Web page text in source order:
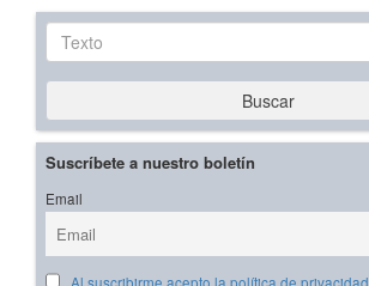
Texto
Buscar
Suscríbete a nuestro boletín
Email
Al suscribirme acepto la política de privacidad